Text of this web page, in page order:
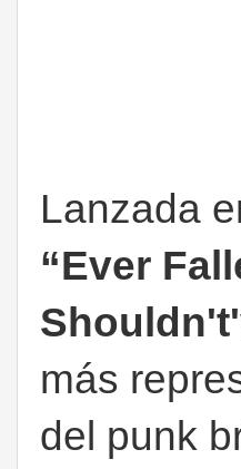
Lanzada
“Ever
más
del punk